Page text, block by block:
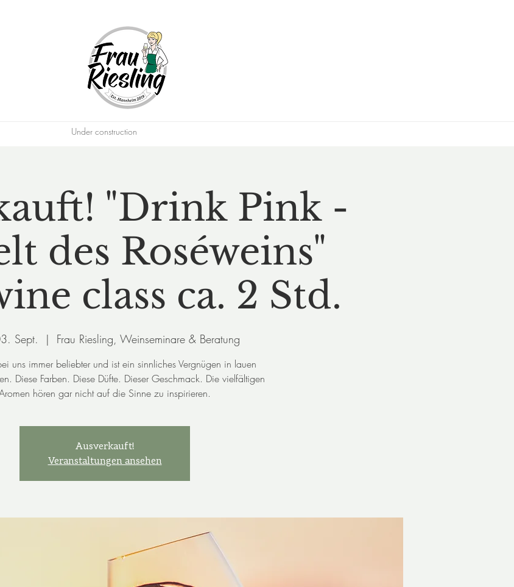
Under construction
"Drink Pink -
des Roséweins"
class ca. 2 Std.
Sept.
  |
Frau Riesling, Weinseminare & Beratung
uns immer beliebter und ist ein sinnliches Vergnügen in lauen
Diese Farben. Diese Düfte. Dieser Geschmack. Die vielfältigen
hören gar nicht auf die Sinne zu inspirieren.
Ausverkauft!
Veranstaltungen ansehen